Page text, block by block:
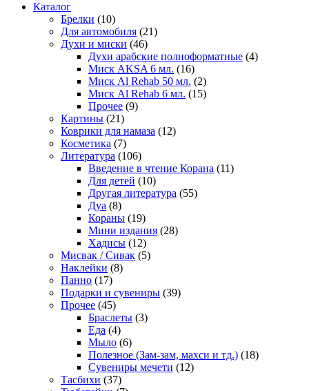
Каталог
Брелки (10)
Для автомобиля (21)
Духи и миски (46)
Духи арабские полноформатные (4)
Миск AKSA 6 мл. (16)
Миск Al Rehab 50 мл. (2)
Миск Al Rehab 6 мл. (15)
Прочее (9)
Картины (21)
Коврики для намаза (12)
Косметика (7)
Литература (106)
Введение в чтение Корана (11)
Для детей (10)
Другая литература (55)
Дуа (8)
Кораны (19)
Мини издания (28)
Хадисы (12)
Мисвак / Сивак (5)
Наклейки (8)
Панно (17)
Подарки и сувениры (39)
Прочее (45)
Браслеты (3)
Еда (4)
Мыло (6)
Полезное (Зам-зам, махси и тд.) (18)
Сувениры мечети (12)
Тасбихи (37)